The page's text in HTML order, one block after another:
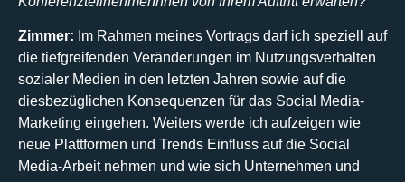
Zimmer: Im Rahmen meines Vortrags darf ich speziell auf
die tiefgreifenden Veränderungen im Nutzungsverhalten
sozialer Medien in den letzten Jahren sowie auf die
diesbezüglichen Konsequenzen für das Social Media-
Marketing eingehen. Weiters werde ich aufzeigen wie
neue Plattformen und Trends Einfluss auf die Social
Media-Arbeit nehmen und wie sich Unternehmen und